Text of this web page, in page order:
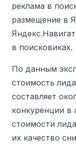
реклама в
размещение в
в поисковиках.
По данным
стоимость
составляет
конкуренции в
стоимости
их качество